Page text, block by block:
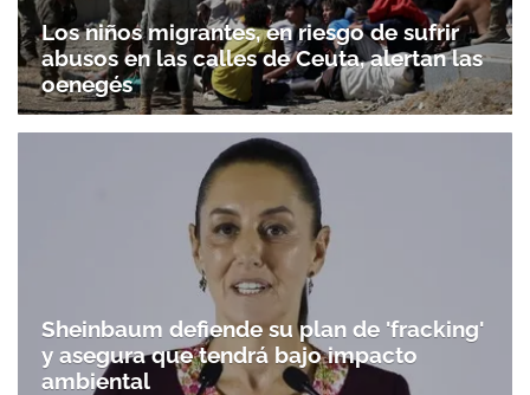
Los niños migrantes, en riesgo de sufrir
abusos en las calles de Ceuta, alertan las
oenegés
Sheinbaum defiende su plan de 'fracking'
y asegura que tendrá bajo impacto
ambiental